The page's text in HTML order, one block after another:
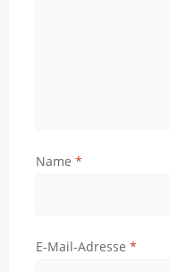
Name *
E-Mail-Adresse *